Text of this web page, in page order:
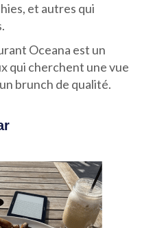
et autres qui
Oceana est un
qui cherchent une vue
brunch de qualité.